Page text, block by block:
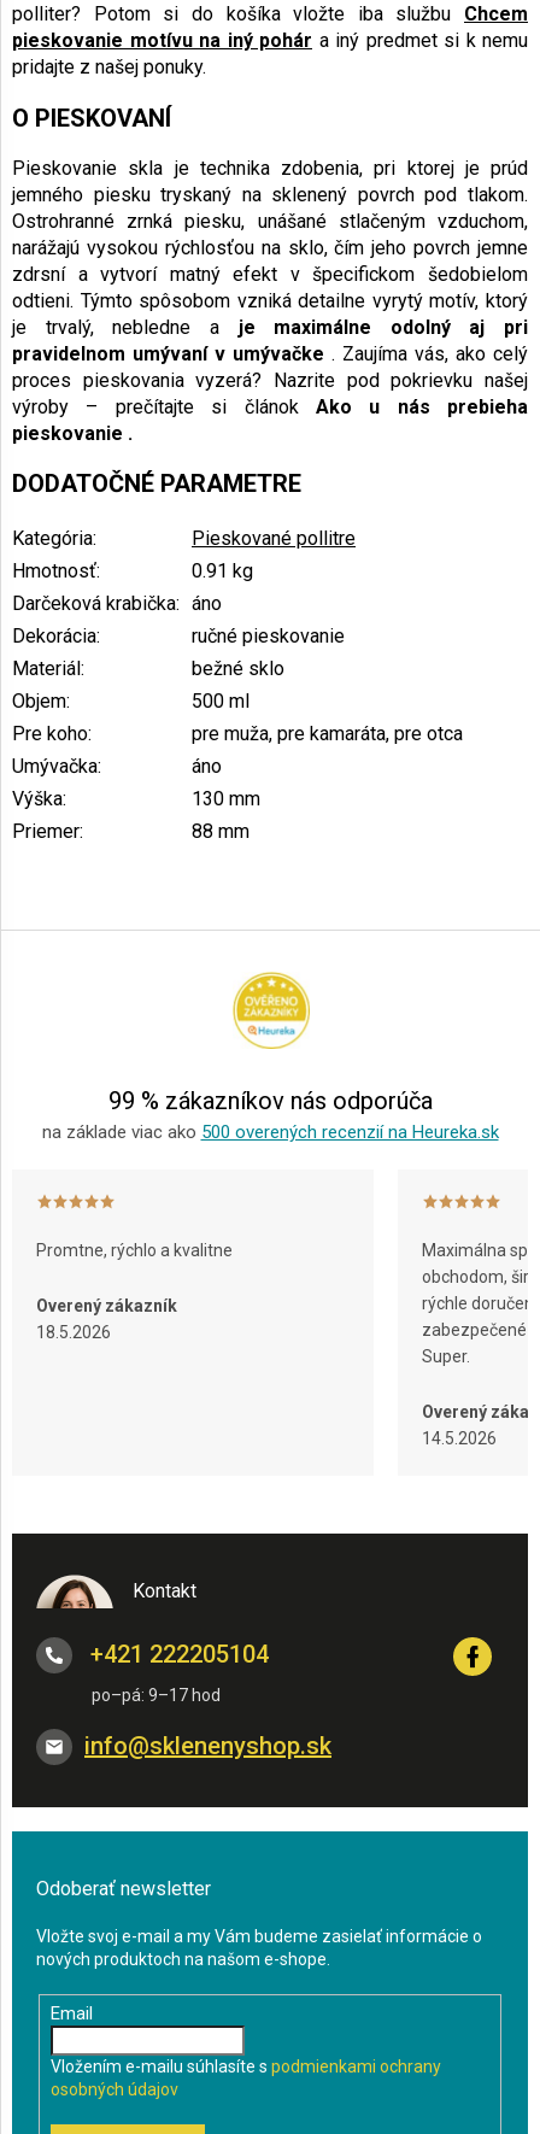
polliter? Potom si do košíka vložte iba službu Chcem
pieskovanie motívu na iný pohár a iný predmet si k nemu
pridajte z našej ponuky.
O PIESKOVANÍ
Pieskovanie skla je technika zdobenia, pri ktorej je prúd
jemného piesku tryskaný na sklenený povrch pod tlakom.
Ostrohranné zrnká piesku, unášané stlačeným vzduchom,
narážajú vysokou rýchlosťou na sklo, čím jeho povrch jemne
zdrsní a vytvorí matný efekt v špecifickom šedobielom
odtieni. Týmto spôsobom vzniká detailne vyrytý motív, ktorý
je trvalý, nebledne a je maximálne odolný aj pri
pravidelnom umývaní v umývačke . Zaujíma vás, ako celý
proces pieskovania vyzerá? Nazrite pod pokrievku našej
výroby – prečítajte si článok Ako u nás prebieha
pieskovanie .
DODATOČNÉ PARAMETRE
Kategória:
Pieskované pollitre
Hmotnosť:
0.91 kg
Darčeková krabička: áno
Dekorácia:
ručné pieskovanie
Materiál:
bežné sklo
Objem:
500 ml
Pre koho:
pre muža, pre kamaráta, pre otca
Umývačka:
áno
Výška:
130 mm
Priemer: 88 mm
á
99 % zákazníkov nás odporúča
na základe viac ako 500 overených recenzií na Heureka.sk
Promtne, rýchlo a kvalitne
Overený zákazník
18.5.2026
Maximálna
obchodom,
rýchle
zabezpečené
Super.
Overený
14.5.2026
Kontakt
info@sklenenyshop.sk
+421 222205104
Odoberať newsletter
Vložte svoj e-mail a my Vám budeme zasielať informácie o
nových produktoch na našom e-shope.
Email
Vložením e-mailu súhlasíte s podmienkami ochrany
osobných údajov